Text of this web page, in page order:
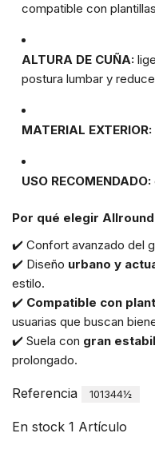
compatible con
ALTURA DE CUÑA:
postura lumbar y
MATERIAL EXTERIOR:
USO RECOMENDADO:
Por qué elegir
✔️ Confort avanzado del
✔️ Diseño urbano y
estilo.
✔️ Compatible con
usuarias que buscan
✔️ Suela con gran
prolongado.
Referencia 101344½
En stock 1 Artículo